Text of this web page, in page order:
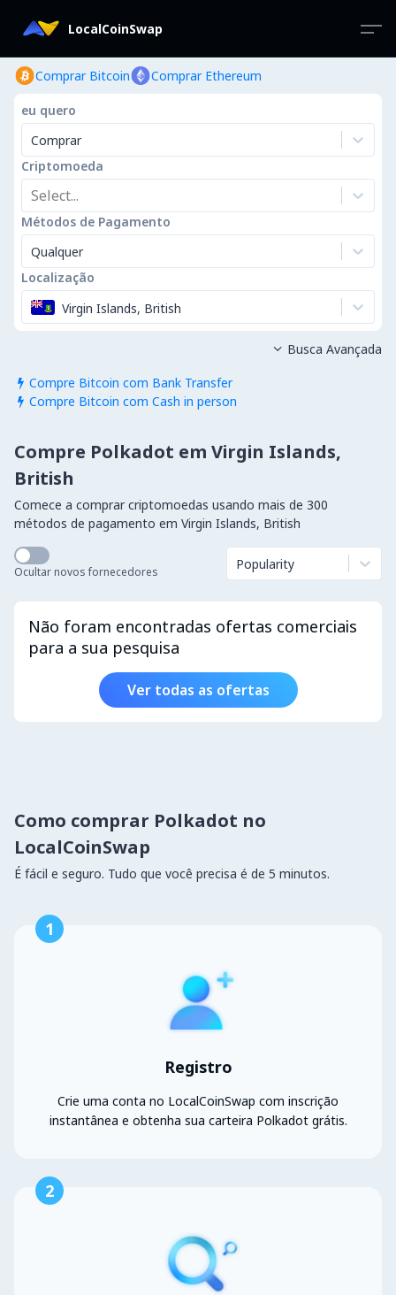
LocalCoinSwap
Comprar Bitcoin Comprar Ethereum
eu quero
Comprar
Criptomoeda
Select...
Métodos de Pagamento
Qualquer
Localização
Virgin Islands, British
 Compre Bitcoin com Bank Transfer
 Compre Bitcoin com Cash in person
 Busca Avançada
Compre Polkadot em Virgin Islands,
British
Comece a comprar criptomoedas usando mais de 300
métodos de pagamento em Virgin Islands, British
Ocultar novos fornecedores Popularity
Não foram encontradas ofertas comerciais
para a sua pesquisa
Ver todas as ofertas
Como comprar Polkadot no
LocalCoinSwap
É fácil e seguro. Tudo que você precisa é de 5 minutos.
1
Registro
Crie uma conta no LocalCoinSwap com inscrição
instantânea e obtenha sua carteira Polkadot grátis.
2